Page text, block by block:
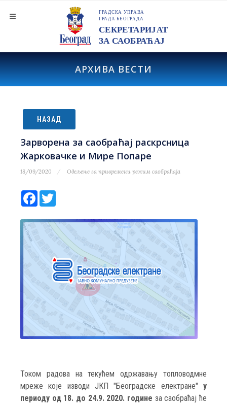
АРХИВА ВЕСТИ
НАЗАД
Зарворена за саобраћај раскрсница
Жарковачке и Мире Попаре
18/09/2020 Одељење за привремени режим саобраћаја
Facebook
Током радова на текућем одржавању топловодмне
мреже које изводи ЈКП "Београдске електране" у
периоду од 18. до 24.9. 2020. године за саобраћај ће